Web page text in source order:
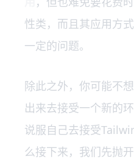
性类，而且其应用方
一定的问题。
除此之外，你可能不
出来去接受一个新的
说服自己去接受
么接下来，我们先抛